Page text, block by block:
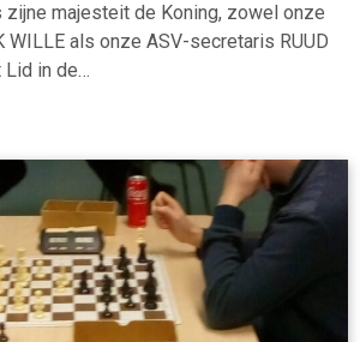
zijne majesteit de Koning, zowel onze
WILLE als onze ASV-secretaris RUUD
Lid in de…